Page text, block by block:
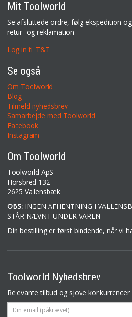
Mit Toolworld
Se afsluttede ordre, følg ekspedition
retur- og reklamation
Log in til T&T
Se også
Om Toolworld
Blog
Tilmeld nyhedsbrev
Samarbejde med Toolworld
Facebook
Instagram
Om Toolworld
Toolworld ApS
Horsbred 132
2625 Vallensbæk
OBS: INGEN AFHENTNING I
STÅR NÆVNT UNDER VAREN
Din bestilling er først bindende, når vi
Toolworld Nyhedsbrev
Relevante tilbud og sjove konkurrencer